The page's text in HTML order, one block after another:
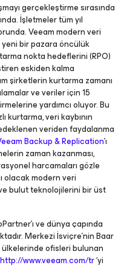
gerçekleştirme sırasında
İşletmeler tüm yıl
Veeam modern veri
yeni bir pazara öncülük
nokta hedeflerini (RPO)
eskiden kalma
şirketlerin kurtarma zamanı
ve veriler için 15
yardımcı oluyor. Bu
kurtarma, veri kaybının
veriden faydalanma
Backup & Replication’ı
zaman kazanması,
harcamaları gözle
olacak modern veri
bulut teknolojilerini bir üst
ve dünya çapında
Merkezi İsviçre’nin Baar
ofisleri bulunan
http://www.veeam.com/tr‘yi